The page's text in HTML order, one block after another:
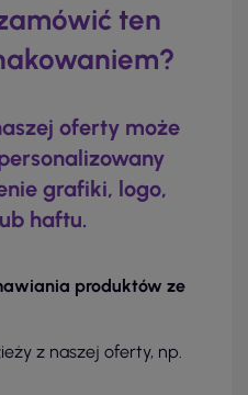
ten
oferty może
grafiki, logo,
haftu.
produktów ze
z naszej oferty, np.